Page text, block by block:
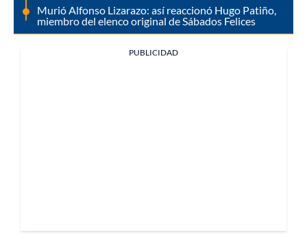
Murió Alfonso Lizarazo: así reaccionó Hugo Patiño,
miembro del elenco original de Sábados Felices
PUBLICIDAD